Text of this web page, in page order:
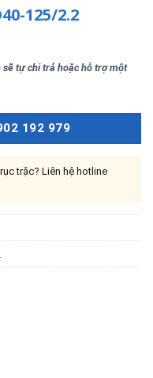
125/2.2
tự chi trả hoặc hỗ trợ một
192 979
trặc? Liên hệ hotline